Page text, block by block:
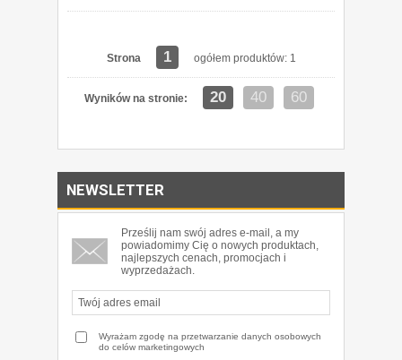
Strona 1 ogółem produktów: 1
Wyników na stronie: 20 40 60
NEWSLETTER
Prześlij nam swój adres e-mail, a my
powiadomimy Cię o nowych produktach,
najlepszych cenach, promocjach i
wyprzedażach.
Wyrażam zgodę na przetwarzanie danych osobowych
do celów marketingowych